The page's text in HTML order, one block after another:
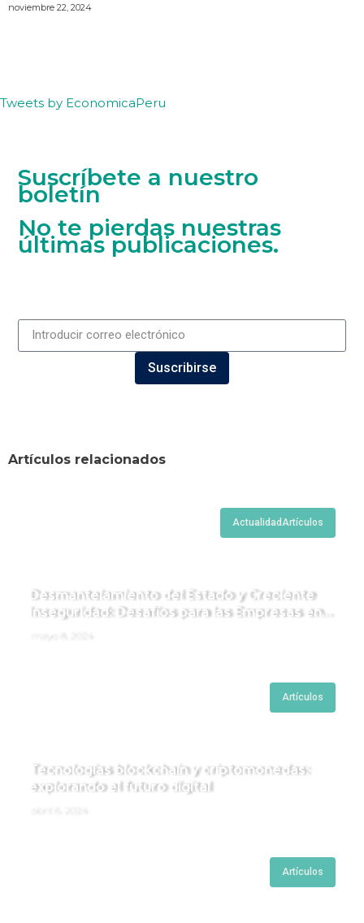
noviembre 22, 2024
Tweets by EconomicaPeru
Suscríbete a nuestro
boletín
No te pierdas nuestras
últimas publicaciones.
Suscribirse
Artículos relacionados
ActualidadArtículos
Desmantelamiento del Estado y Creciente
Inseguridad: Desafíos para las Empresas en
Artículos
Tecnologías blockchain y criptomonedas:
explorando el futuro digital
Artículos